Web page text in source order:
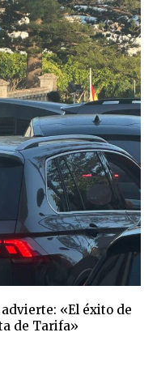
«El éxito de
de Tarifa»